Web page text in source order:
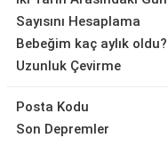
Sayısını Hesaplama
Bebeğim kaç aylık oldu?
Uzunluk Çevirme
Posta Kodu
Son Depremler